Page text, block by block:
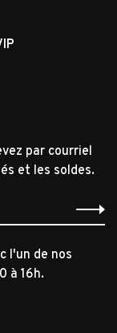
par courriel
et les soldes.
l'un de nos
à 16h.